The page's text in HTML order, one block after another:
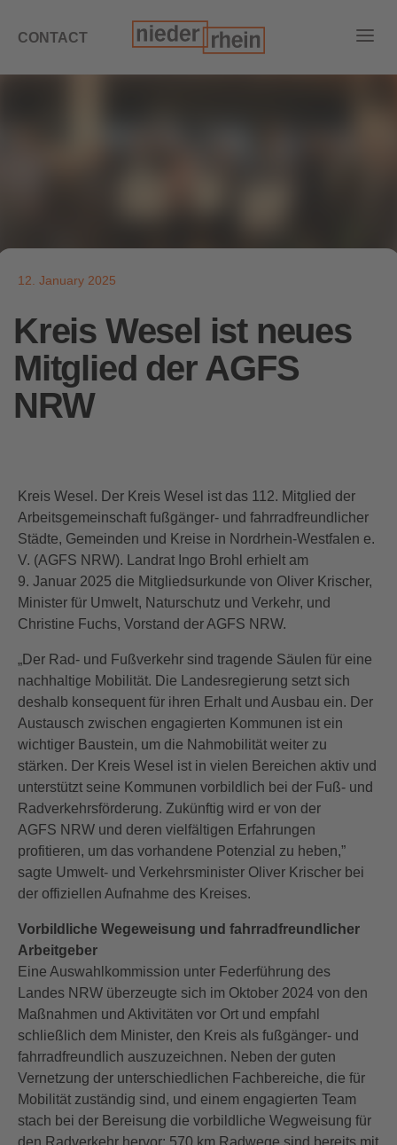
CONTACT
12. January 2025
Kreis Wesel ist neues
Mitglied der AGFS
NRW
Kreis Wesel. Der Kreis Wesel ist das 112. Mitglied der
Arbeitsgemeinschaft fußgänger- und fahrradfreundlicher
Städte, Gemeinden und Kreise in Nordrhein-Westfalen e.
V. (AGFS NRW). Landrat Ingo Brohl erhielt am
9. Januar 2025 die Mitgliedsurkunde von Oliver Krischer,
Minister für Umwelt, Naturschutz und Verkehr, und
Christine Fuchs, Vorstand der AGFS NRW.
„Der Rad- und Fußverkehr sind tragende Säulen für eine
nachhaltige Mobilität. Die Landesregierung setzt sich
deshalb konsequent für ihren Erhalt und Ausbau ein. Der
Austausch zwischen engagierten Kommunen ist ein
wichtiger Baustein, um die Nahmobilität weiter zu
stärken. Der Kreis Wesel ist in vielen Bereichen aktiv und
unterstützt seine Kommunen vorbildlich bei der Fuß- und
Radverkehrsförderung. Zukünftig wird er von der
AGFS NRW und deren vielfältigen Erfahrungen
profitieren, um das vorhandene Potenzial zu heben,”
sagte Umwelt- und Verkehrsminister Oliver Krischer bei
der offiziellen Aufnahme des Kreises.
Vorbildliche Wegeweisung und fahrradfreundlicher
Arbeitgeber
Eine Auswahlkommission unter Federführung des
Landes NRW überzeugte sich im Oktober 2024 von den
Maßnahmen und Aktivitäten vor Ort und empfahl
schließlich dem Minister, den Kreis als fußgänger- und
fahrradfreundlich auszuzeichnen. Neben der guten
Vernetzung der unterschiedlichen Fachbereiche, die für
Mobilität zuständig sind, und einem engagierten Team
stach bei der Bereisung die vorbildliche Wegweisung für
den Radverkehr hervor: 570 km Radwege sind bereits mit